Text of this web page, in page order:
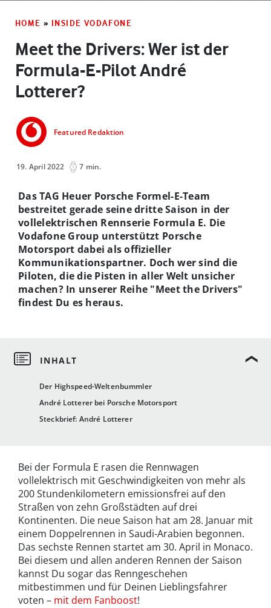
HOME » INSIDE VODAFONE
Meet the Drivers: Wer ist der
Formula-E-Pilot André
Lotterer?
Featured Redaktion
19. April 2022 7 min.
Der Highspeed-Weltenbummler
André Lotterer bei Porsche Motorsport
Steckbrief: André Lotterer
Das TAG Heuer Porsche Formel-E-Team
bestreitet gerade seine dritte Saison in der
vollelektrischen Rennserie Formula E. Die
Vodafone Group unterstützt Porsche
Motorsport dabei als offizieller
Kommunikationspartner. Doch wer sind die
Piloten, die die Pisten in aller Welt unsicher
machen? In unserer Reihe "Meet the Drivers"
findest Du es heraus.
Bei der Formula E rasen die Rennwagen
vollelektrisch mit Geschwindigkeiten von mehr als
200 Stundenkilometern emissionsfrei auf den
Straßen von zehn Großstädten auf drei
Kontinenten. Die neue Saison hat am 28. Januar mit
einem Doppelrennen in Saudi-Arabien begonnen.
Das sechste Rennen startet am 30. April in Monaco.
Bei diesem und allen anderen Rennen der Saison
kannst Du sogar das Renngeschehen
mitbestimmen und für Deinen Lieblingsfahrer
voten – mit dem Fanboost!